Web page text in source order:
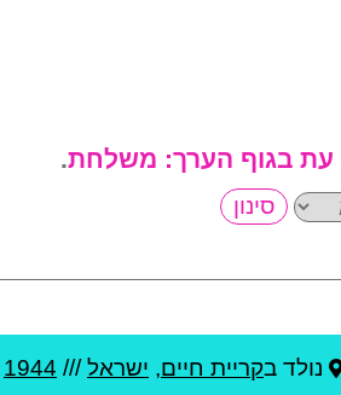
עת בגוף הערך: משלחת.
נולד בקריית חיים, ישראל///
1944